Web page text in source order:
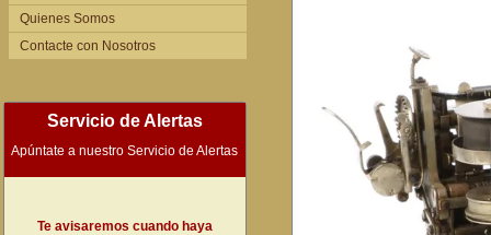
Quienes Somos
Contacte con Nosotros
Servicio de Alertas
Apúntate a nuestro Servicio de Alertas
Te avisaremos cuando haya